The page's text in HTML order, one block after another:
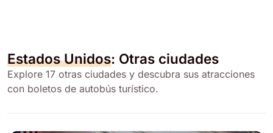
Estados Unidos: Otras ciudades
Explore 17 otras ciudades y descubra sus atracciones
con boletos de autobús turístico.